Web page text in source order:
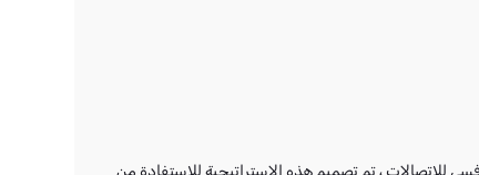
للاتصالات ، تم تصميم هذه الاستراتيجية للاستفادة من